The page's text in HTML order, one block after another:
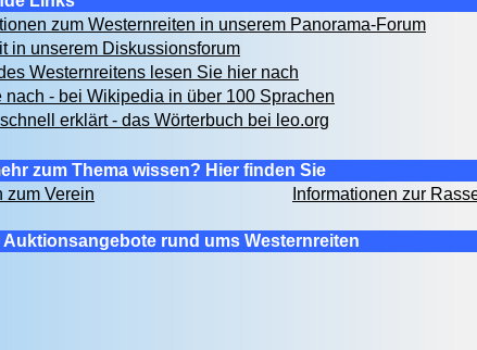
zum Westernreiten in unserem Panorama-Forum
in unserem Diskussionsforum
Westernreitens lesen Sie hier nach
nach - bei Wikipedia in über 100 Sprachen
erklärt - das Wörterbuch bei leo.org
zum Thema wissen? Hier finden Sie
zum Verein
Informationen zur
Auktionsangebote rund ums Westernreiten